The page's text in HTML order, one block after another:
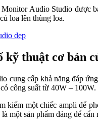
Audio Studio được
loa lên thùng loa.
kỹ thuật cơ bản
cung cấp khả năng đáp
công suất từ 40W – 100W.
kiếm một chiếc ampli để
một sản phẩm đáng để cẩn